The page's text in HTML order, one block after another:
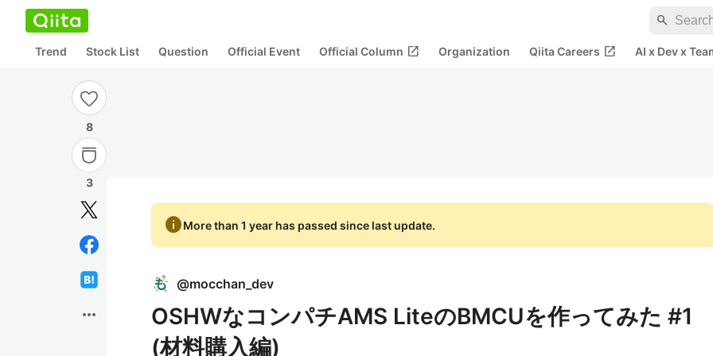
search
Trend Stock List Question Official Event Official Column open_in_new Organization Qiita Careers open_in_new AI x Dev x
8
3
more_horiz
infoMore than 1 year has passed since last update.
@mocchan_dev
OSHWなコンパチAMS LiteのBMCUを作ってみた #1
(材料購入編)